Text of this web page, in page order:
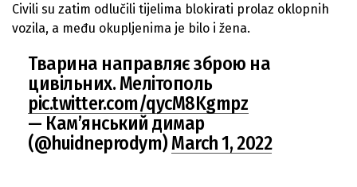
Civili su zatim odlučili tijelima blokirati prolaz oklopnih
vozila, a među okupljenima je bilo i žena.
Тварина направляє зброю на
цивільних. Мелітополь
pic.twitter.com/qycM8Kgmpz
— Кам’янський димар
(@huidneprodym)March 1, 2022